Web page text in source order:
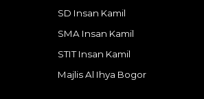
SD Insan Kamil
SMA Insan Kamil
STIT Insan Kamil
Majlis Al Ihya Bogor